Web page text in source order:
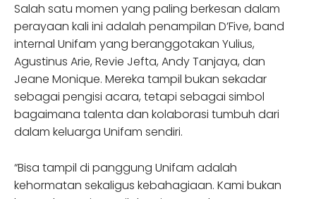
Salah satu momen yang paling berkesan dalam
perayaan kali ini adalah penampilan D’Five, band
internal Unifam yang beranggotakan Yulius,
Agustinus Arie, Revie Jefta, Andy Tanjaya, dan
Jeane Monique. Mereka tampil bukan sekadar
sebagai pengisi acara, tetapi sebagai simbol
bagaimana talenta dan kolaborasi tumbuh dari
dalam keluarga Unifam sendiri.
“Bisa tampil di panggung Unifam adalah
kehormatan sekaligus kebahagiaan. Kami bukan